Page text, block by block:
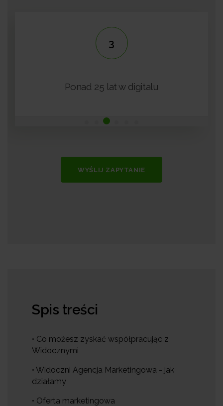
3
Ponad 25 lat w digitalu
WYŚLIJ ZAPYTANIE
Spis treści
• Co możesz zyskać współpracując z
Widocznymi
• Widoczni Agencja Marketingowa - jak
działamy
• Oferta marketingowa